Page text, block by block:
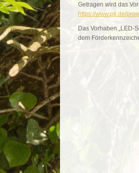
Getragen wird das
https://www.ptj.de/
Das Vorhaben „LED-
dem